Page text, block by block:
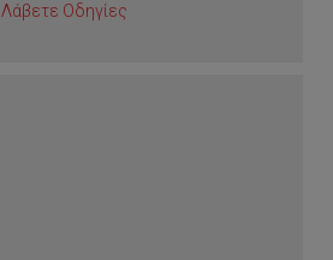
Λάβετε Οδηγίες